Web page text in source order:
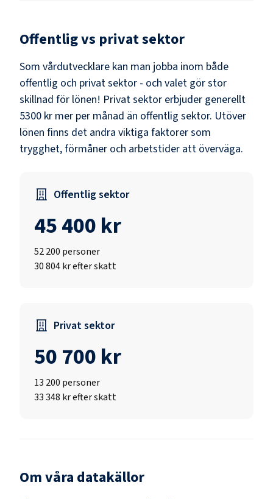
Offentlig vs privat sektor
Som vårdutvecklare kan man jobba inom både
offentlig och privat sektor - och valet gör stor
skillnad för lönen! Privat sektor erbjuder generellt
5300 kr mer per månad än offentlig sektor. Utöver
lönen finns det andra viktiga faktorer som
trygghet, förmåner och arbetstider att överväga.
Offentlig sektor
45 400 kr
52 200 personer
30 804 kr efter skatt
Privat sektor
50 700 kr
13 200 personer
33 348 kr efter skatt
Om våra datakällor